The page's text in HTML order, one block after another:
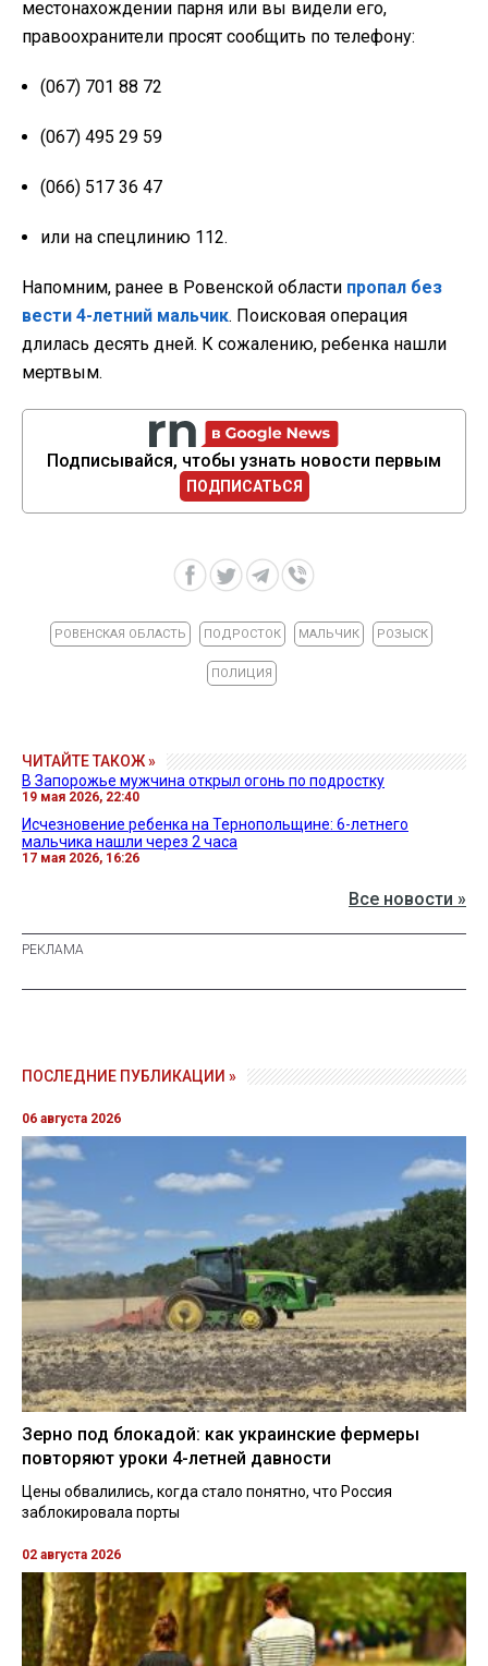
местонахождении парня или вы видели его,
правоохранители просят сообщить по телефону:
(067) 701 88 72
(067) 495 29 59
(066) 517 36 47
или на спецлинию 112.
Напомним, ранее в Ровенской области пропал без
вести 4-летний мальчик. Поисковая операция
длилась десять дней. К сожалению, ребенка нашли
мертвым.
Подписывайся, чтобы узнать новости первым
ПОДПИСАТЬСЯ
РОВЕНСКАЯ ОБЛАСТЬ ПОДРОСТОК МАЛЬЧИК РОЗЫСК
ПОЛИЦИЯ
ЧИТАЙТЕ ТАКОЖ »
В Запорожье мужчина открыл огонь по подростку
19 мая 2026, 22:40
Исчезновение ребенка на Тернопольщине: 6-летнего
мальчика нашли через 2 часа
17 мая 2026, 16:26
Все новости »
ПОСЛЕДНИЕ ПУБЛИКАЦИИ »
06 августа 2026
Зерно под блокадой: как украинские фермеры
повторяют уроки 4-летней давности
Цены обвалились, когда стало понятно, что Россия
заблокировала порты
02 августа 2026